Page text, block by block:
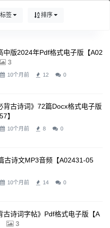
标签 排序
中版2024年pdf格式电子版【A02
3
10个月前 12 0
背古诗词》72篇docx格式电子版
】
10个月前 8 0
古诗文MP3音频【A02431-05
10个月前 14 0
古诗词字帖》pdf格式电子版【A
3